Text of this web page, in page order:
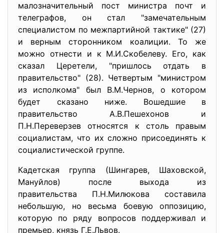
малозначительный пост министра почт и
телеграфов, он стал "замечательным
специалистом по межпартийной тактике" (27)
и верным сторонником коалиции. То же
можно отнести и к М.И.Скобелеву. Его, как
сказал Церетели, "пришлось отдать в
правительство" (28). Четвертым "министром
из исполкома" был В.М.Чернов, о котором
будет сказано ниже. Вошедшие в
правительство А.В.Пешехонов и
П.Н.Переверзев относятся к столь правым
социалистам, что их сложно присоединять к
социалистической группе.
Кадетская группа (Шингарев, Шаховской,
Мануйлов) после выхода из
правительства П.Н.Милюкова составила
небольшую, но весьма боевую оппозицию,
которую по ряду вопросов поддерживал и
премьер, князь Г.Е.Львов.